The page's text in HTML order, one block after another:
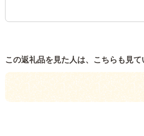
この返礼品を見た人は、こちらも見て